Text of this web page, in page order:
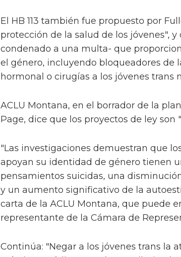
El HB 113 también fue propuesto por
protección de la salud de los jóvenes",
condenado a una multa- que
el género, incluyendo bloqueadores de
hormonal o cirugías a los jóvenes trans
ACLU Montana, en el borrador de la
Page, dice que los proyectos de ley
"Las investigaciones demuestran que
apoyan su identidad de género tienen
pensamientos suicidas, una
y un aumento significativo de la
carta de la ACLU Montana, que puede
representante de la Cámara de
Continúa: "Negar a los jóvenes trans la